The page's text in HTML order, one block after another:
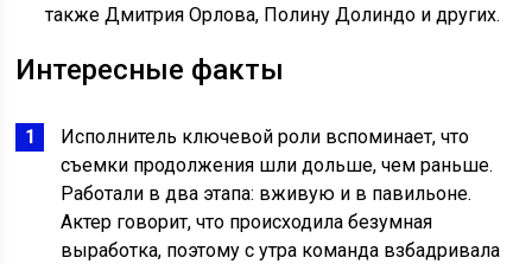
также Дмитрия Орлова, Полину Долиндо и других.
Интересные факты
Исполнитель ключевой роли вспоминает, что
съемки продолжения шли дольше, чем раньше.
Работали в два этапа: вживую и в павильоне.
Актер говорит, что происходила безумная
выработка, поэтому с утра команда взбадривала